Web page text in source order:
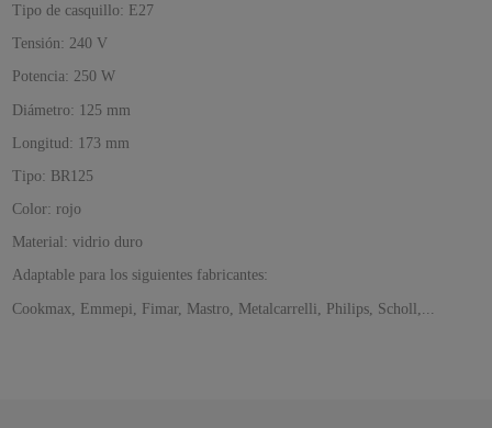
Tipo de casquillo: E27
Tensión: 240 V
Potencia: 250 W
Diámetro: 125 mm
Longitud: 173 mm
Tipo: BR125
Color: rojo
Material: vidrio duro
Adaptable para los siguientes fabricantes:
Cookmax, Emmepi, Fimar, Mastro, Metalcarrelli, Philips, Scholl,...